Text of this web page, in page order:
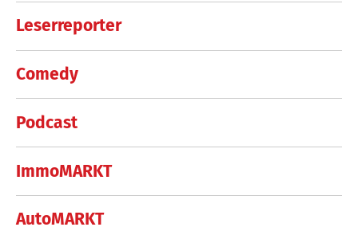
Leserreporter
Comedy
Podcast
ImmoMARKT
AutoMARKT